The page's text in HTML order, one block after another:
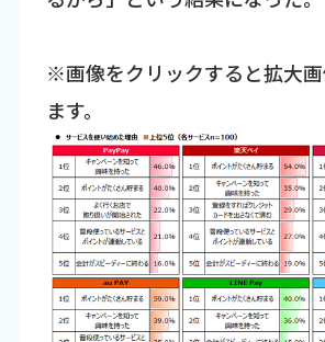
※画像をクリックすると拡大
ます。